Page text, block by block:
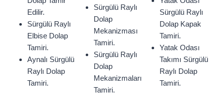
Edilir.
Sürgülü Raylı
Elbise Dolap
Tamiri.
Aynalı Sürgülü
Raylı Dolap
Tamiri.
Sürgülü Raylı
Dolap
Mekanizması
Tamiri.
Sürgülü Raylı
Dolap
Mekanizmaları
Tamiri.
Sürgülü Raylı
Dolap Kapak
Tamiri.
Yatak Odası
Takımı Sürgülü
Raylı Dolap
Tamiri.